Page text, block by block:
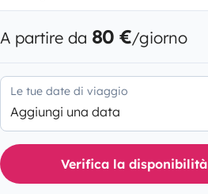
A partire da 80 €/giorno
Le tue date di viaggio
Aggiungi una data
Verifica la disponibilità